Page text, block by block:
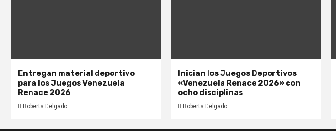
Entregan material deportivo
para los Juegos Venezuela
Renace 2026
Roberts Delgado
Inician los Juegos Deportivos
«Venezuela Renace 2026» con
ocho disciplinas
Roberts Delgado